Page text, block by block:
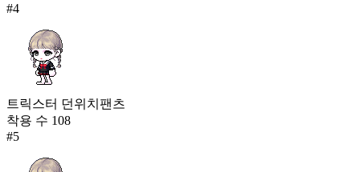
#4
트릭스터 던위치팬츠
착용 수 108
#5